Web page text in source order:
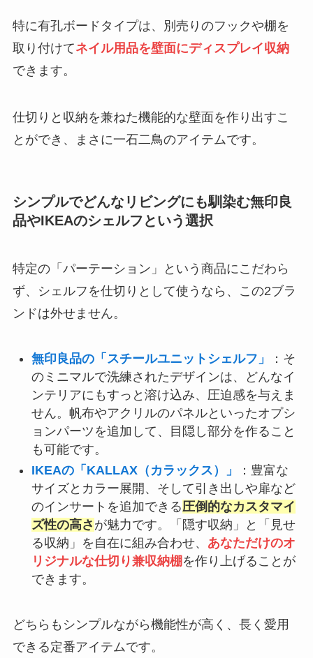
特に有孔ボードタイプは、別売りのフックや棚を
取り付けてネイル用品を壁面にディスプレイ収納
できます。
仕切りと収納を兼ねた機能的な壁面を作り出すこ
とができ、まさに一石二鳥のアイテムです。
シンプルでどんなリビングにも馴染む無印良
品やIKEAのシェルフという選択
特定の「パーテーション」という商品にこだわら
ず、シェルフを仕切りとして使うなら、この2ブラ
ンドは外せません。
無印良品の「スチールユニットシェルフ」
：そ
のミニマルで洗練されたデザインは、どんなイ
ンテリアにもすっと溶け込み、圧迫感を与えま
せん。帆布やアクリルのパネルといったオプシ
ョンパーツを追加して、目隠し部分を作ること
も可能です。
IKEAの「KALLAX（カラックス）」
：豊富な
サイズとカラー展開、そして引き出しや扉など
のインサートを追加できる圧倒的なカスタマイ
ズ性の高さ が魅力です。「隠す収納」と「見せ
る収納」を自在に組み合わせ、 あなただけのオ
リジナルな仕切り兼収納棚 を作り上げることが
できます。
どちらもシンプルながら機能性が高く、長く愛用
できる定番アイテムです。